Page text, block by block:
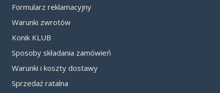
Formularz reklamacyjny
Warunki zwrotów
Konik KLUB
Sposoby składania zamówień
Warunki i koszty dostawy
Sprzedaż ratalna